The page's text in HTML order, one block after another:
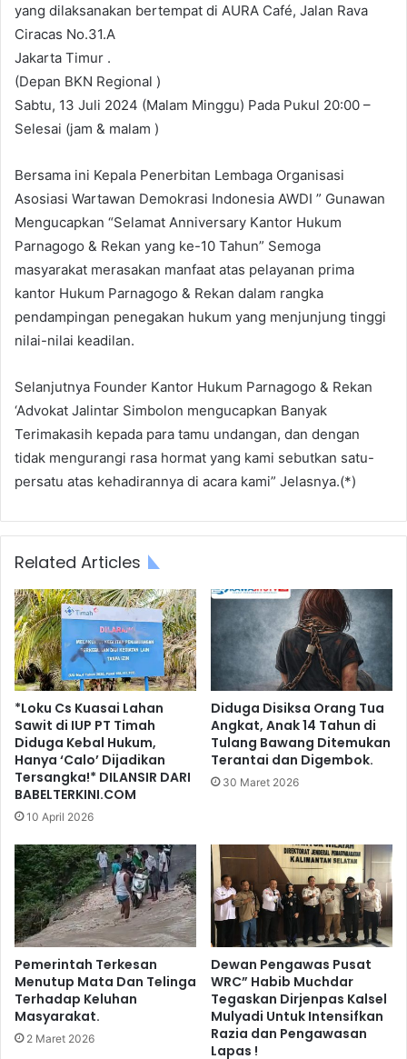
yang dilaksanakan bertempat di AURA Café, Jalan Rava
Ciracas No.31.A
Jakarta Timur .
(Depan BKN Regional )
Sabtu, 13 Juli 2024 (Malam Minggu) Pada Pukul 20:00 –
Selesai (jam & malam )
Bersama ini Kepala Penerbitan Lembaga Organisasi
Asosiasi Wartawan Demokrasi Indonesia AWDI ” Gunawan
Mengucapkan “Selamat Anniversary Kantor Hukum
Parnagogo & Rekan yang ke-10 Tahun” Semoga
masyarakat merasakan manfaat atas pelayanan prima
kantor Hukum Parnagogo & Rekan dalam rangka
pendampingan penegakan hukum yang menjunjung tinggi
nilai-nilai keadilan.
Selanjutnya Founder Kantor Hukum Parnagogo & Rekan
‘Advokat Jalintar Simbolon mengucapkan Banyak
Terimakasih kepada para tamu undangan, dan dengan
tidak mengurangi rasa hormat yang kami sebutkan satu-
persatu atas kehadirannya di acara kami” Jelasnya.(*)
Related Articles
*Loku Cs Kuasai Lahan
Sawit di IUP PT Timah
Diduga Kebal Hukum,
Hanya ‘Calo’ Dijadikan
Tersangka!* DILANSIR DARI
BABELTERKINI.COM
10 April 2026
Diduga Disiksa Orang Tua
Angkat, Anak 14 Tahun di
Tulang Bawang Ditemukan
Terantai dan Digembok.
30 Maret 2026
Pemerintah Terkesan
Menutup Mata Dan Telinga
Terhadap Keluhan
Masyarakat.
2 Maret 2026
Dewan Pengawas Pusat
WRC” Habib Muchdar
Tegaskan Dirjenpas Kalsel
Mulyadi Untuk Intensifkan
Razia dan Pengawasan
Lapas !